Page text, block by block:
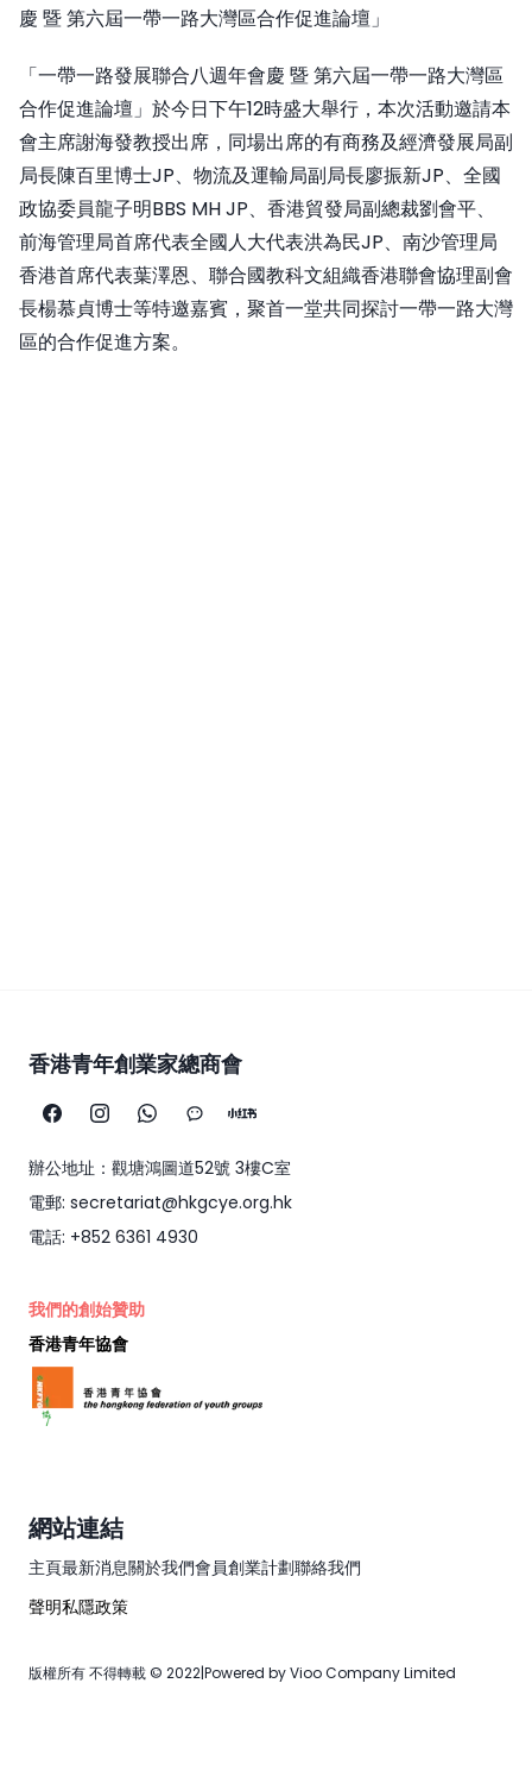
慶 暨 第六屆一帶一路大灣區合作促進論壇」
「一帶一路發展聯合八週年會慶 暨 第六屆一帶一路大灣區
合作促進論壇」於今日下午12時盛大舉行，本次活動邀請本
會主席謝海發教授出席，同場出席的有商務及經濟發展局副
局長陳百里博士JP、物流及運輸局副局長廖振新JP、全國
政協委員龍子明BBS MH JP、香港貿發局副總裁劉會平、
前海管理局首席代表全國人大代表洪為民JP、南沙管理局
香港首席代表葉澤恩、聯合國教科文組織香港聯會協理副會
長楊慕貞博士等特邀嘉賓，聚首一堂共同探討一帶一路大灣
區的合作促進方案。
香港青年創業家總商會
辦公地址：觀塘鴻圖道52號 3樓C室
電郵: secretariat@hkgcye.org.hk
電話: +852 6361 4930
我們的創始贊助
香港青年協會
網站連結
主頁最新消息關於我們會員創業計劃聯絡我們
聲明私隱政策
版權所有 不得轉載 © 2022|Powered by Vioo Company Limited